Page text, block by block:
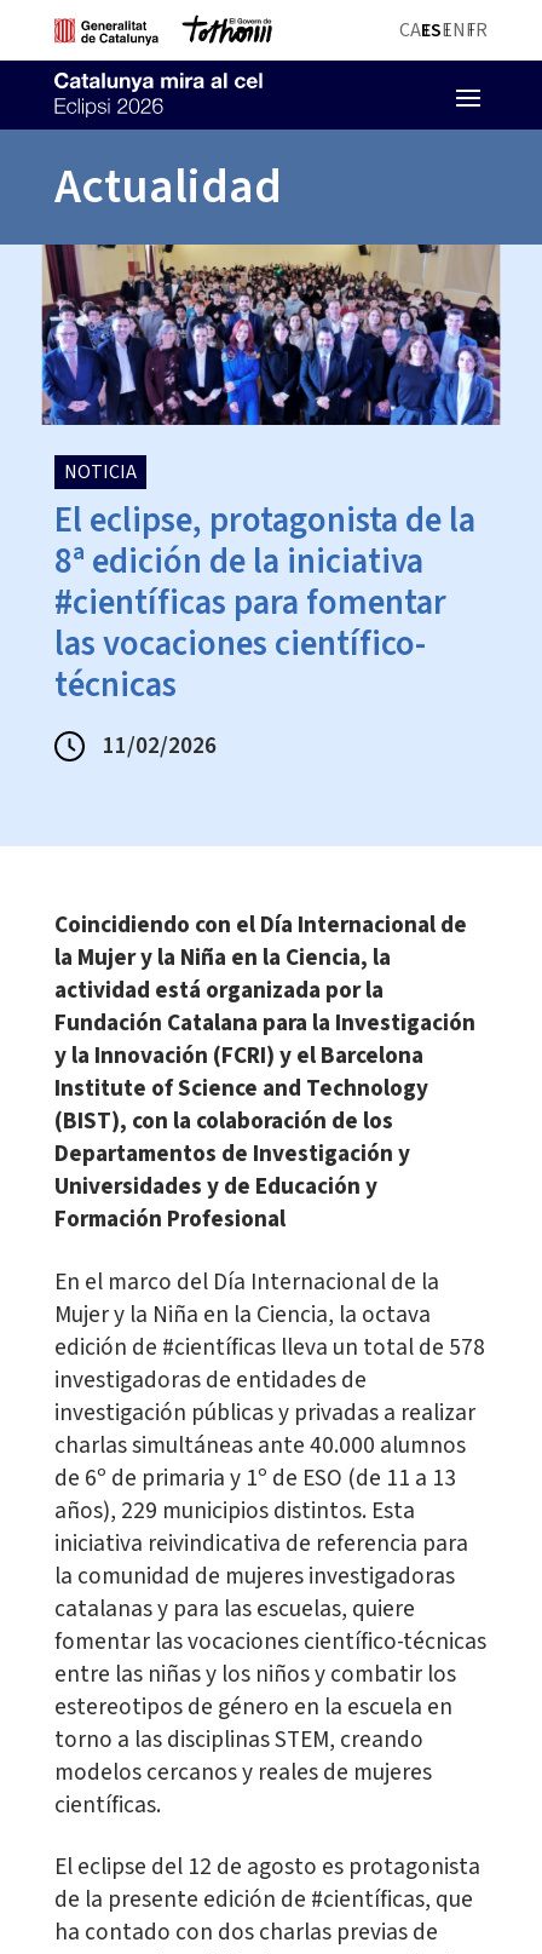
CAESENFR
Actualidad
NOTICIA
El eclipse, protagonista de la
8ª edición de la iniciativa
#científicas para fomentar
las vocaciones científico-
técnicas
11/02/2026
Coincidiendo con el Día Internacional de
la Mujer y la Niña en la Ciencia, la
actividad está organizada por la
Fundación Catalana para la Investigación
y la Innovación (FCRI) y el Barcelona
Institute of Science and Technology
(BIST), con la colaboración de los
Departamentos de Investigación y
Universidades y de Educación y
Formación Profesional
En el marco del Día Internacional de la
Mujer y la Niña en la Ciencia, la octava
edición de #científicas lleva un total de 578
investigadoras de entidades de
investigación públicas y privadas a realizar
charlas simultáneas ante 40.000 alumnos
de 6º de primaria y 1º de ESO (de 11 a 13
años), 229 municipios distintos. Esta
iniciativa reivindicativa de referencia para
la comunidad de mujeres investigadoras
catalanas y para las escuelas, quiere
fomentar las vocaciones científico-técnicas
entre las niñas y los niños y combatir los
estereotipos de género en la escuela en
torno a las disciplinas STEM, creando
modelos cercanos y reales de mujeres
científicas.
El eclipse del 12 de agosto es protagonista
de la presente edición de #científicas, que
ha contado con dos charlas previas de